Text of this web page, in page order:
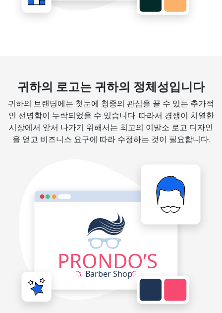
귀하의 로고는 귀하의 정체성입니다
귀하의 브랜딩에는 첫눈에 청중의 관심을 끌 수 있는 추가적
인 선명함이 누락되었을 수 있습니다. 따라서 경쟁이 치열한
시장에서 앞서 나가기 위해서는 최고의 이발소 로고 디자인
을 얻고 비즈니스 요구에 따라 수정하는 것이 필요합니다.